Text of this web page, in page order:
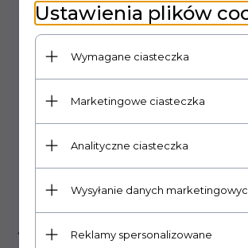
Gniazdo Jack Switchcraft
Ustawienia plików
Wymagane ciasteczka
Marketingowe ciasteczka
Analityczne ciasteczka
Wysyłanie danych
Reklamy spersonalizowane